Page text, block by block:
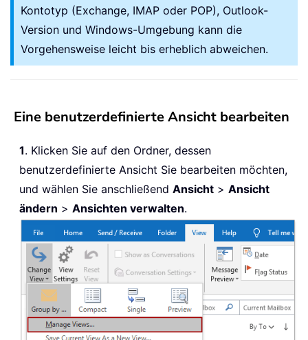
Kontotyp (Exchange, IMAP oder POP), Outlook-
Version und Windows-Umgebung kann die
Vorgehensweise leicht bis erheblich abweichen.
Eine benutzerdefinierte Ansicht bearbeiten
1. Klicken Sie auf den Ordner, dessen
benutzerdefinierte Ansicht Sie bearbeiten möchten,
und wählen Sie anschließend Ansicht > Ansicht
ändern > Ansichten verwalten.